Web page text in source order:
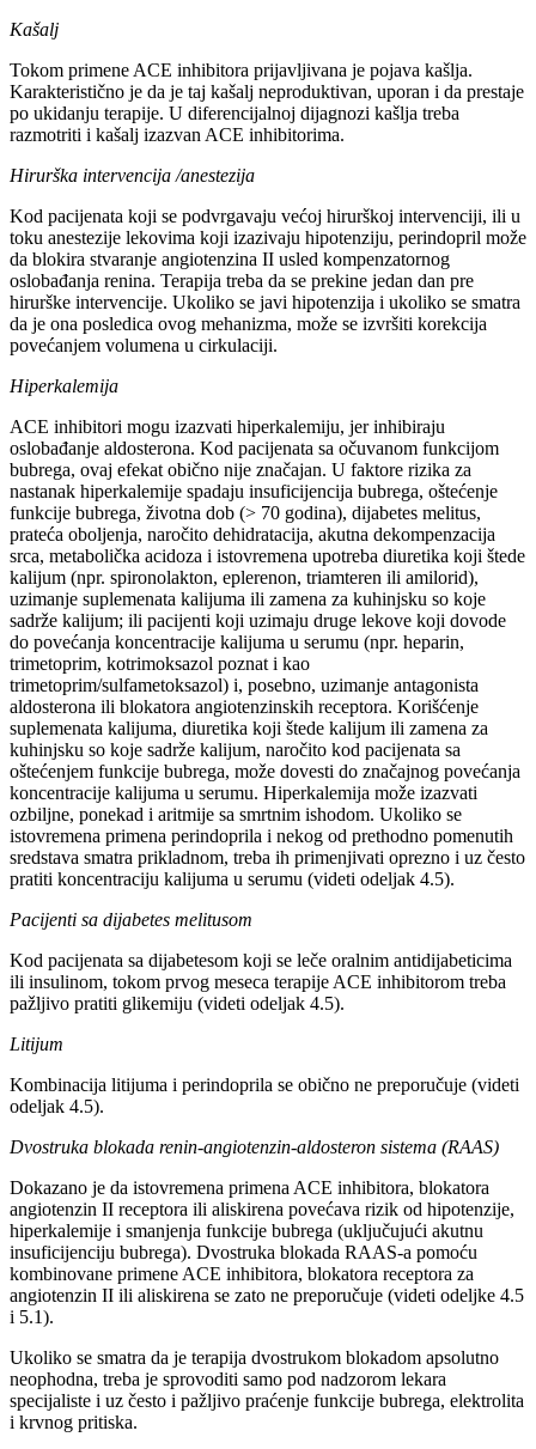
Kašalj
Tokom primene ACE inhibitora prijavljivana je pojava kašlja.
Karakteristično je da je taj kašalj neproduktivan, uporan i da prestaje
po ukidanju terapije. U diferencijalnoj dijagnozi kašlja treba
razmotriti i kašalj izazvan ACE inhibitorima.
Hirurška intervencija /anestezija
Kod pacijenata koji se podvrgavaju većoj hirurškoj intervenciji, ili u
toku anestezije lekovima koji izazivaju hipotenziju, perindopril može
da blokira stvaranje angiotenzina II usled kompenzatornog
oslobađanja renina. Terapija treba da se prekine jedan dan pre
hirurške intervencije. Ukoliko se javi hipotenzija i ukoliko se smatra
da je ona posledica ovog mehanizma, može se izvršiti korekcija
povećanjem volumena u cirkulaciji.
Hiperkalemija
ACE inhibitori mogu izazvati hiperkalemiju, jer inhibiraju
oslobađanje aldosterona. Kod pacijenata sa očuvanom funkcijom
bubrega, ovaj efekat obično nije značajan. U faktore rizika za
nastanak hiperkalemije spadaju insuficijencija bubrega, oštećenje
funkcije bubrega, životna dob (> 70 godina), dijabetes melitus,
prateća oboljenja, naročito dehidratacija, akutna dekompenzacija
srca, metabolička acidoza i istovremena upotreba diuretika koji štede
kalijum (npr. spironolakton, eplerenon, triamteren ili amilorid),
uzimanje suplemenata kalijuma ili zamena za kuhinjsku so koje
sadrže kalijum; ili pacijenti koji uzimaju druge lekove koji dovode
do povećanja koncentracije kalijuma u serumu (npr. heparin,
trimetoprim, kotrimoksazol poznat i kao
trimetoprim/sulfametoksazol) i, posebno, uzimanje antagonista
aldosterona ili blokatora angiotenzinskih receptora. Korišćenje
suplemenata kalijuma, diuretika koji štede kalijum ili zamena za
kuhinjsku so koje sadrže kalijum, naročito kod pacijenata sa
oštećenjem funkcije bubrega, može dovesti do značajnog povećanja
koncentracije kalijuma u serumu. Hiperkalemija može izazvati
ozbiljne, ponekad i aritmije sa smrtnim ishodom. Ukoliko se
istovremena primena perindoprila i nekog od prethodno pomenutih
sredstava smatra prikladnom, treba ih primenjivati oprezno i uz često
pratiti koncentraciju kalijuma u serumu (videti odeljak 4.5).
Pacijenti sa dijabetes melitusom
Kod pacijenata sa dijabetesom koji se leče oralnim antidijabeticima
ili insulinom, tokom prvog meseca terapije ACE inhibitorom treba
pažljivo pratiti glikemiju (videti odeljak 4.5).
Litijum
Kombinacija litijuma i perindoprila se obično ne preporučuje (videti
odeljak 4.5).
Dvostruka blokada renin-angiotenzin-aldosteron sistema (RAAS)
Dokazano je da istovremena primena ACE inhibitora, blokatora
angiotenzin II receptora ili aliskirena povećava rizik od hipotenzije,
hiperkalemije i smanjenja funkcije bubrega (uključujući akutnu
insuficijenciju bubrega). Dvostruka blokada RAAS-a pomoću
kombinovane primene ACE inhibitora, blokatora receptora za
angiotenzin II ili aliskirena se zato ne preporučuje (videti odeljke 4.5
i 5.1).
Ukoliko se smatra da je terapija dvostrukom blokadom apsolutno
neophodna, treba je sprovoditi samo pod nadzorom lekara
specijaliste i uz često i pažljivo praćenje funkcije bubrega, elektrolita
i krvnog pritiska.